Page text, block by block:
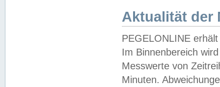
Aktualität der
PEGELONLINE
Im Binnenbereich
Messwerte von
Minuten.